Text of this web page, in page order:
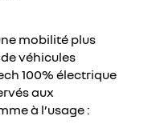
mobilité plus
véhicules
100% électrique
aux
à l’usage :